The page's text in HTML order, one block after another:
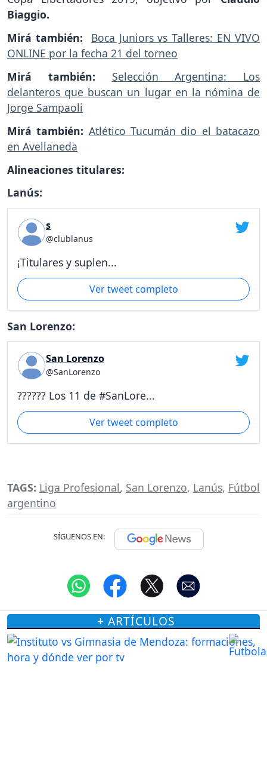
Biaggio.
Mirá también: Boca Juniors vs Talleres: EN VIVO
ONLINE por la fecha 21 del torneo
Mirá también: Selección Argentina: Los
delanteros que buscan un lugar en la nómina de
Jorge Sampaoli
Mirá también: Atlético Tucumán dio el batacazo
en Avellaneda
Alineaciones titulares:
Lanús:
s
@clublanus
¡Titulares y suplen...
Ver tweet completo
San Lorenzo:
San Lorenzo
@SanLorenzo
?????? Los 11 de #SanLore...
Ver tweet completo
TAGS: Liga Profesional, San Lorenzo, Lanús, Fútbol
argentino
SÍGUENOS EN:
+ ARTÍCULOS